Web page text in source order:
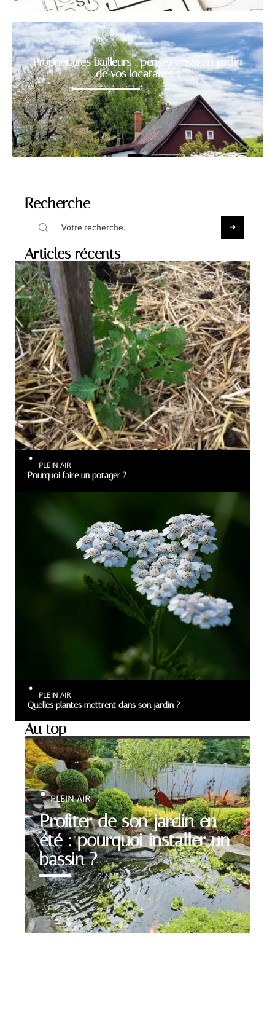
Propriétaires bailleurs : pensez aussi au jardin
de vos locataires !
Recherche
Articles récents
PLEIN AIR
Pourquoi faire un potager ?
PLEIN AIR
Quelles plantes mettrent dans son jardin ?
Au top
Profiter de son jardin en
été : pourquoi installer un
bassin ?
PLEIN AIR